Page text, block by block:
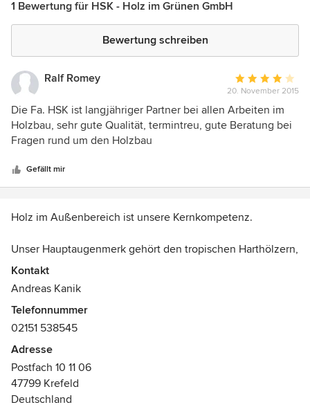
1 Bewertung für HSK - Holz im Grünen GmbH
Bewertung schreiben
Ralf Romey
Bewertung:
4
von
20. November 2015
Die Fa. HSK ist langjähriger Partner bei allen Arbeiten im
Holzbau, sehr gute Qualität, termintreu, gute Beratung bei
Fragen rund um den Holzbau
Gefällt mir
Holz im Außenbereich ist unsere Kernkompetenz.
Unser Hauptaugenmerk gehört den tropischen Harthölzern,
selbstverständlich auch mit FSC-Zertifizierung. Aber auch
nicht tropische Produkte wie z. B. Accoya werden von uns
Sofern es für die Anwendung sinnvoll sein kann,
verarbeiten wir auch selbstverständlich heimische Hölzer,
sowie Holzersatzwerkstoffe ( WPC).
Wir fertigen nach Ihrer Planung, setzen aber auch nur eine
Kontakt
Andreas Kanik
Telefonnummer
02151 538545
Adresse
Postfach 10 11 06
47799 Krefeld
Deutschland